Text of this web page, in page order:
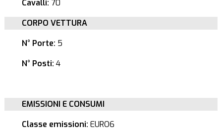
Cavalli: 70
CORPO VETTURA
N° Porte: 5
N° Posti: 4
EMISSIONI E CONSUMI
Classe emissioni: EURO6